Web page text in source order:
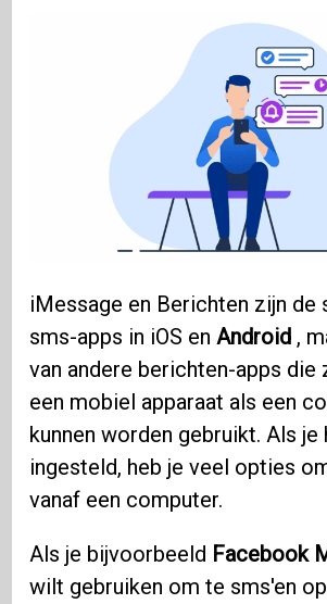
iMessage en Berichten zijn de
sms-apps in iOS enAndroid ,
van andere berichten-apps die
een mobiel apparaat als een
kunnen worden gebruikt. Als
ingesteld, heb je veel opties
vanaf een computer.
Als je bijvoorbeeld Facebook
wilt gebruiken om te sms'en